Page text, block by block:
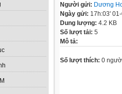
Người gửi: Dương
Ngày gửi: 17h:03'
Dung lượng: 4.2 KB
Số lượt tải: 5
Mô tả:
Số lượt thích: 0